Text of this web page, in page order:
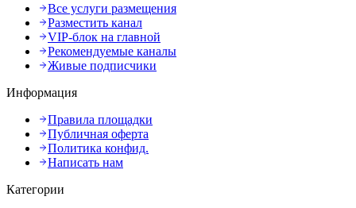
Все услуги размещения
Разместить канал
VIP-блок на главной
Рекомендуемые каналы
Живые подписчики
Информация
Правила площадки
Публичная оферта
Политика конфид.
Написать нам
Категории